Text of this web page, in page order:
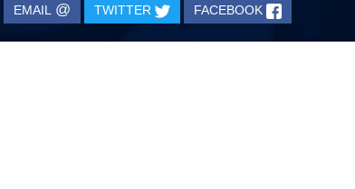
FACEBOOK
TWITTER
@
EMAIL